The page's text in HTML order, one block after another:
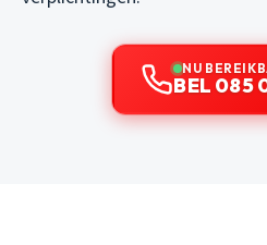
NU
BEL 085